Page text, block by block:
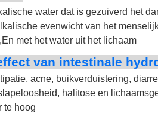
water dat is gezuiverd het
evenwicht van het
En met het water uit het lichaam
van intestinale
acne, buikverduistering,
halitose en
te hoog